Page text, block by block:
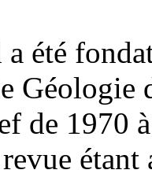
été
Géologie
de 1970